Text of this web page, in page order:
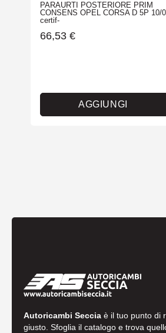
PARAURTI POSTERIORE PRIM
CONSENS OPEL CORSA D 5P 10/
certif-
66,53 €
AGGIUNGI
Autoricambi Seccia è il tuo punto di
giusto. Sfoglia il catalogo e trova